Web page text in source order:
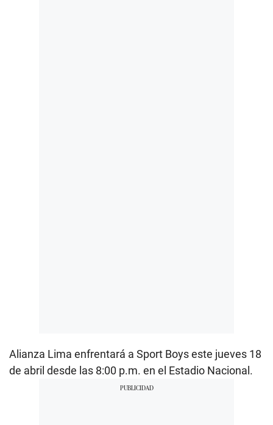
Alianza Lima enfrentará a Sport Boys este jueves 18
de abril desde las 8:00 p.m. en el Estadio Nacional.